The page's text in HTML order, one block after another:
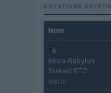
COTATIONS CRYPTO
Nom
Kinza Babylon
Staked BTC
(KBTC)